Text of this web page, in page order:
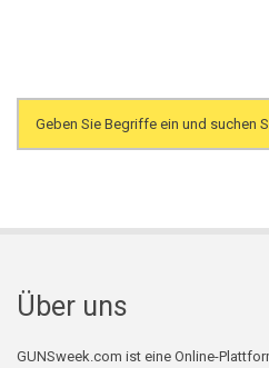
Search form
Über uns
GUNSweek.com ist eine Online-